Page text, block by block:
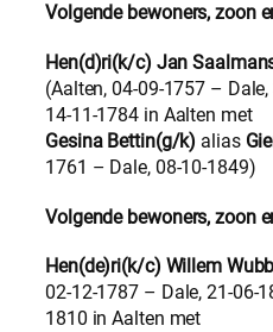
Volgende bewoners, zoon
Hen(d)ri(k/c) Jan
(Aalten, 04-09-1757 –
14-11-1784 in Aalten met
Gesina Bettin(g/k) alias
1761 – Dale, 08-10-1849)
Volgende bewoners, zoon
Hen(de)ri(k/c) Willem
02-12-1787 – Dale, 21-06-
1810 in Aalten met